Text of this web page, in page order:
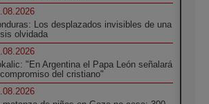
Los desplazados invisibles de una
olvidada
"En Argentina el Papa León señalará
del cristiano"